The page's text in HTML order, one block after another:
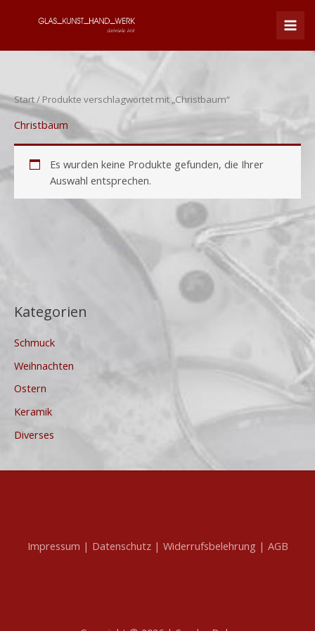
Kategorien
Schmuck
Weihnachten
Ostern
Keramik
Diverses
Start/ Produkte verschlagwortet mit „Christbaum“
Christbaum
Es wurden keine Produkte gefunden, die Ihrer
Auswahl entsprechen.
Impressum | Datenschutz | Widerrufsbelehrung | AGB